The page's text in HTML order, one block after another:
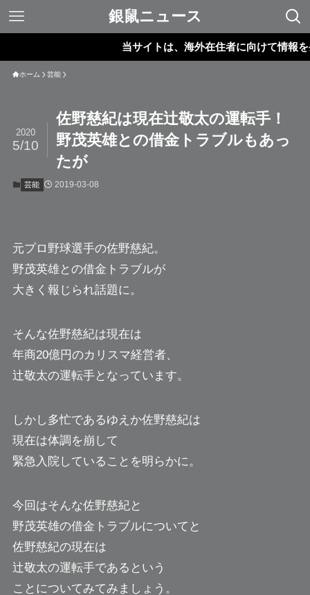
銀鼠ニュース
当サイトは、海外在住者に向けて情報を発信
ホーム 芸能
佐野慈紀は現在辻敬太の運転手！
野茂英雄との借金トラブルもあっ
たが
2020
5/10
芸能 2019-03-08
元プロ野球選手の佐野慈紀。
野茂英雄との借金トラブルが
大きく報じられ話題に。
そんな佐野慈紀は現在は
年商20億円のカリスマ経営者、
辻敬太の運転手となっています。
しかし多忙であるゆえか佐野慈紀は
現在は体調を崩して
緊急入院していることを明らかに。
今回はそんな佐野慈紀と
野茂英雄の借金トラブルについてと
佐野慈紀の現在は
辻敬太の運転手であるという
ことについてみてみましょう。